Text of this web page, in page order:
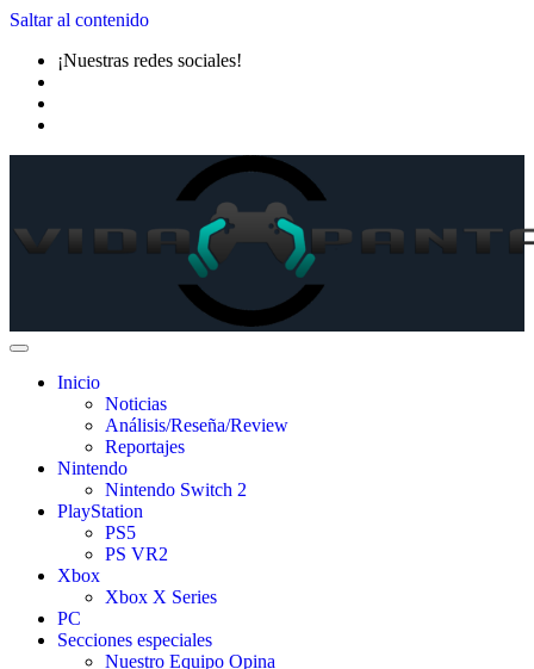
Saltar al contenido
¡Nuestras redes sociales!
Inicio
Noticias
Análisis/Reseña/Review
Reportajes
Nintendo
Nintendo Switch 2
PlayStation
PS5
PS VR2
Xbox
Xbox X Series
PC
Secciones especiales
Nuestro Equipo Opina